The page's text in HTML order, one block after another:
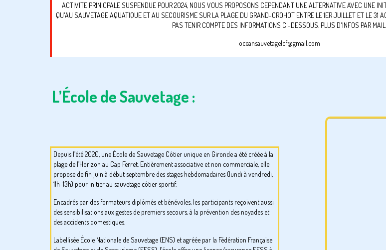
ACTIVITE PRINICPALE SUSPENDUE POUR 2024, NOUS VOUS PROPOSONS CEPENDANT UNE ALTERNATIVE AVEC UNE
QU'AU SAUVETAGE AQUATIQUE ET AU SECOURISME SUR LA PLAGE DU GRAND-CROHOT ENTRE LE 1ER JUILLET ET LE 31
PAS TENIR COMPTE DES INFORMATIONS CI-DESSOUS. PLUS D'INFOS PAR MAIL.
oceansauvetagelcf@gmail.com
L’École de Sauvetage :
Depuis l’été 2020, une École de Sauvetage Côtier unique en Gironde a été créée à la
plage de l’Horizon au Cap Ferret. Entièrement associative et non commerciale, elle
propose de fin juin à début septembre des stages hebdomadaires (lundi à vendredi,
11h-13h) pour initier au sauvetage côtier sportif.
Encadrés par des formateurs diplômés et bénévoles, les participants reçoivent aussi
des sensibilisations aux gestes de premiers secours, à la prévention des noyades et
des accidents domestiques.
Labellisée École Nationale de Sauvetage (ENS) et agréée par la Fédération Française